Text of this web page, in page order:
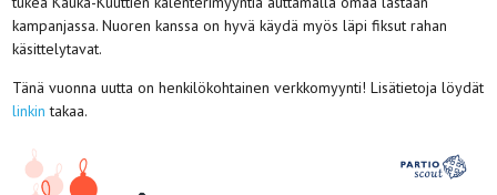
kampanjassa. Nuoren kanssa on hyvä käydä myös läpi fiksut rahan
käsittelytavat.
Tänä vuonna uutta on henkilökohtainen verkkomyynti! Lisätietoja löydät
linkin takaa.